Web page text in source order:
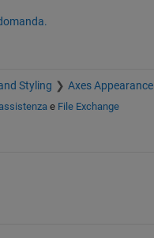
Styling Axes Appearance
e File Exchange